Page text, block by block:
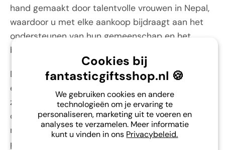
Cookies bij
fantasticgiftsshop.nl 🍪
We gebruiken cookies en andere
technologieën om je ervaring te
personaliseren, marketing uit te voeren en
analyses te verzamelen. Meer informatie
kunt u vinden in ons Privacybeleid.
hand gemaakt door talentvolle vrouwen in Nepal,
waardoor u met elke aankoop bijdraagt aan het
ondersteunen van hun gemeenschap en het
bevorderen van eerlijke handelspraktijken.
Deze prachtige hangers zijn gemaakt van wolvilt,
een natuurlijk en duurzaam materiaal, bekend om
zijn zachte textuur en stevige kwaliteit. Elk stuk in
de set is met zorg en vakmanschap gevormd, wat
resulteert in een uniek en liefdevol gemaakt
product.